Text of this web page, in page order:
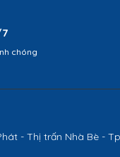
chóng
- Thị trấn Nhà Bè -